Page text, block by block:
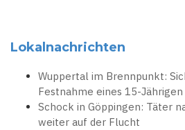
Lokalnachrichten
Wuppertal im Brennpunkt:
Festnahme eines 15-
Schock in Göppingen: Täter
weiter auf der Flucht